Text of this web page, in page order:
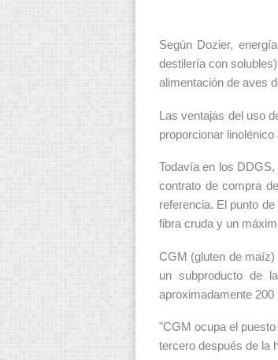
Según Dozier,
destilería con
alimentación de aves
Las ventajas del uso
proporcionar
Todavía en los
contrato de compra
referencia. El punto
fibra cruda y un
CGM (gluten de maíz)
un subproducto de
aproximadamente 200
"CGM ocupa el
tercero después de la